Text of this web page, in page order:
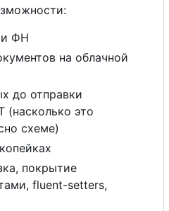
и ФН
на облачной
до отправки
(насколько это
схеме)
покрытие
fluent-setters,